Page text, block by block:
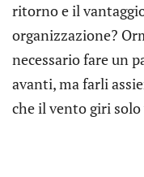
ritorno e il
organizzazione?
necessario fare un
avanti, ma farli
che il vento giri